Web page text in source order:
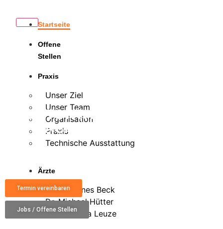
Startseite
Offene
Stellen
Praxis
Unser Ziel
Unser Team
Organisation
Praxis
Technische Ausstattung
Ärzte
Dr. Johannes Beck
Dr. Michael Hütter
Dr. Michaela Leuze
SPORTORTHOPÄDIE
HARLACHING
Termin vereinbaren
Jobs / Offene Stellen